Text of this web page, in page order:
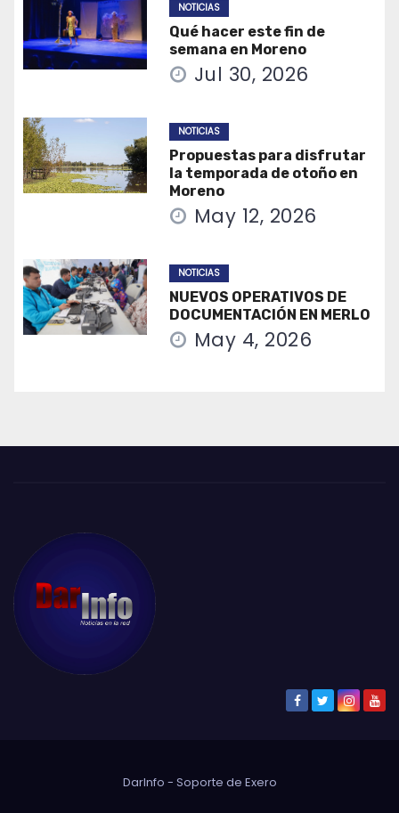
NOTICIAS
Qué hacer este fin de
semana en Moreno
Jul 30, 2026
NOTICIAS
Propuestas para disfrutar
la temporada de otoño en
Moreno
May 12, 2026
NOTICIAS
NUEVOS OPERATIVOS DE
DOCUMENTACIÓN EN MERLO
May 4, 2026
DarInfo - Soporte de Exero